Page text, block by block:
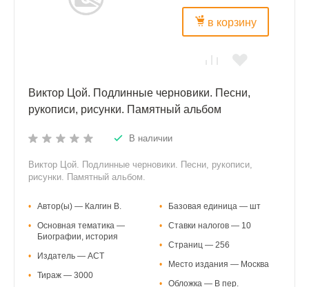
в корзину
Виктор Цой. Подлинные черновики. Песни,
рукописи, рисунки. Памятный альбом
В наличии
Виктор Цой. Подлинные черновики. Песни, рукописи,
рисунки. Памятный альбом.
•
Автор(ы) — Калгин В.
•
Основная тематика —
Биографии, история
•
Издатель — АСТ
•
Тираж — 3000
•
Базовая единица — шт
•
Ставки налогов — 10
•
Страниц — 256
•
Место издания — Москва
•
Обложка — В пер.